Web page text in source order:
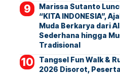
Marissa Sutanto
“KITA INDONESIA”,
Muda Berkarya dari
Sederhana hingga
Tradisional
Tangsel Fun Walk &
2026 Disorot,